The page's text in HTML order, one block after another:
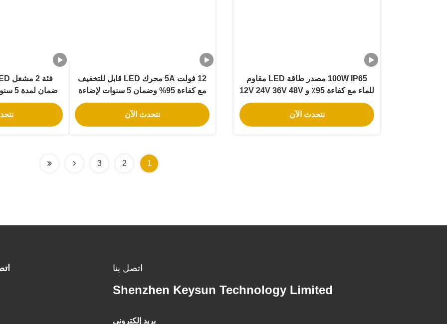
100W IP65 مصدر طاقة LED مقاوم
للماء مع كفاءة 95٪ و 12V 24V 36V 48V
الخروج للاستخدام في الهواء الطلق
نتحدث الآن
12 فولت 5A محرك LED قابل للتخفيف
مع كفاءة 95% وضمان 5 سنوات لإضاءة
المناظر الطبيعية
نتحدث الآن
فولت
1
2
3
اتصل بنا
Shenzhen Keysun Technology Limited
بريد إلكتروني